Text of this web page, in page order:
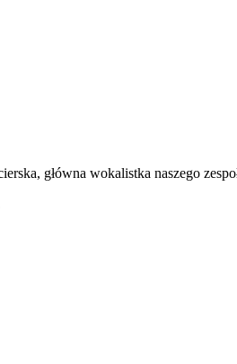
główna wokalistka naszego